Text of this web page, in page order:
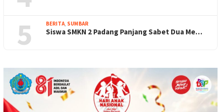
5 BERITA SUMBAR
Siswa SMKN 2 Padang Panjang Sabet Dua Me…